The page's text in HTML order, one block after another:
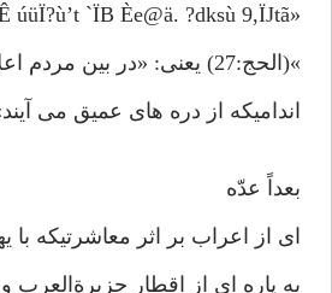
«bÏir&ur Îû Ä¨$¨Y9$# Ædkptø:$$Î/ qè?ù’t Zw%y`Í 4n?tãur Èe@à2 9ÏB$|Ê úüÏ?ù’t `ÏB Èe@ä. ?dksù 9,ÏJtã
»(الحج:27) یعنی: «در بین مردم اعلام حج کن که پیاده آیند و بر اسبان لاغر
اندامیکه از دره های عمیق می
بعداً عدّه
ای از اعراب بر اثر معاشرتیکه
به پاره ای از اقطار